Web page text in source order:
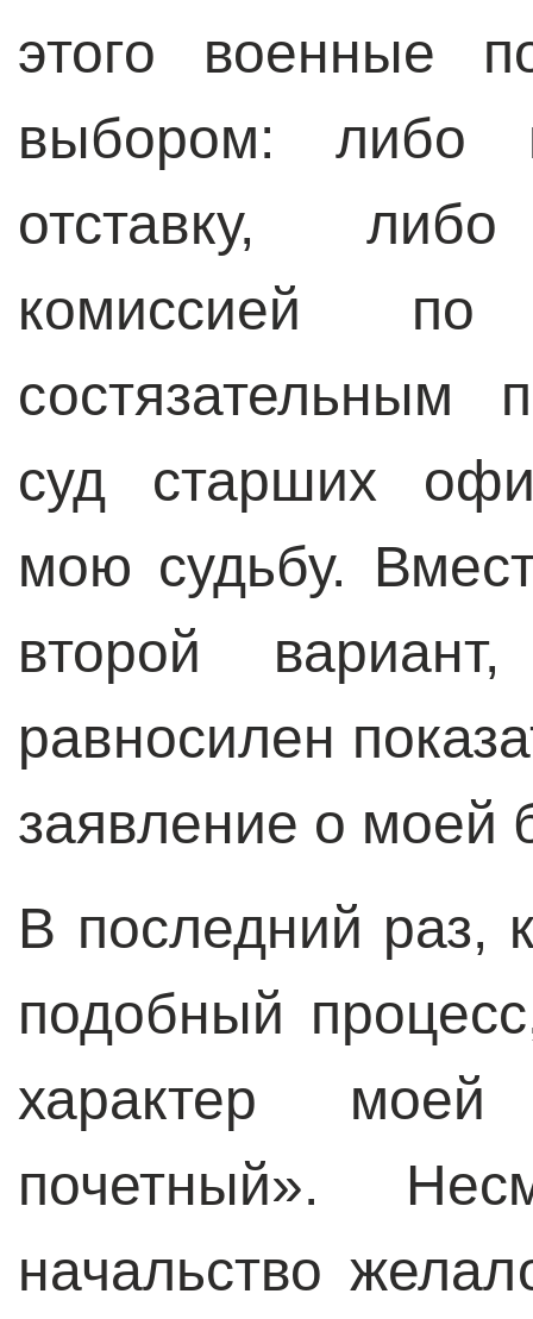
этого военные
выбором: либо
отставку,
комиссией
состязательным
суд старших
мою судьбу.
второй
равносилен
заявление о моей
В последний раз,
подобный
характер
почетный».
начальство